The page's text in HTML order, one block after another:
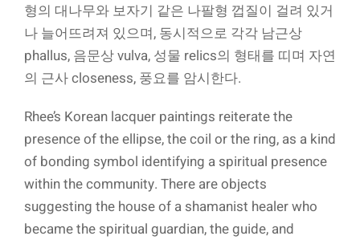
형의 대나무와 보자기 같은 나팔형 껍질이 걸려 있거
나 늘어뜨려져 있으며, 동시적으로 각각 남근상
phallus, 음문상 vulva, 성물 relics의 형태를 띠며 자연
의 근사 closeness, 풍요를 암시한다.
Rhee’s Korean lacquer paintings reiterate the
presence of the ellipse, the coil or the ring, as a kind
of bonding symbol identifying a spiritual presence
within the community. There are objects
suggesting the house of a shamanist healer who
became the spiritual guardian, the guide, and